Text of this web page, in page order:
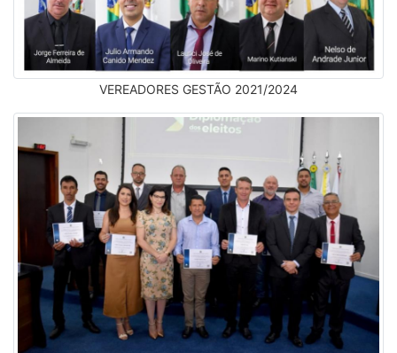
VEREADORES GESTÃO 2021/2024